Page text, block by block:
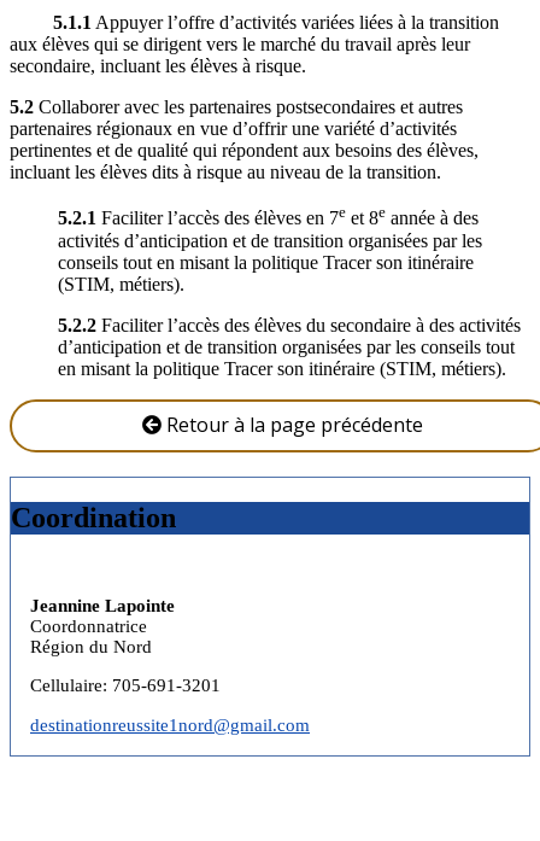
5.1.1 Appuyer l’offre d’activités variées liées à la transition
aux élèves qui se dirigent vers le marché du travail après leur
secondaire, incluant les élèves à risque.
5.2 Collaborer avec les partenaires postsecondaires et autres
partenaires régionaux en vue d’offrir une variété d’activités
pertinentes et de qualité qui répondent aux besoins des élèves,
incluant les élèves dits à risque au niveau de la transition.
5.2.1 Faciliter l’accès des élèves en 7e et 8e année à des
activités d’anticipation et de transition organisées par les
conseils tout en misant la politique Tracer son itinéraire
(STIM, métiers).
5.2.2 Faciliter l’accès des élèves du secondaire à des activités
d’anticipation et de transition organisées par les conseils tout
en misant la politique Tracer son itinéraire (STIM, métiers).
Retour à la page précédente
Coordination
Jeannine Lapointe
Coordonnatrice
Région du Nord
Cellulaire: 705-691-3201
destinationreussite1nord@gmail.com